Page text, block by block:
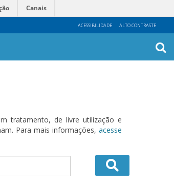
ACESSIBILIDADE ALTO CONTRASTE
Canais
tratamento, de livre utilização e
Para mais informações, acesse